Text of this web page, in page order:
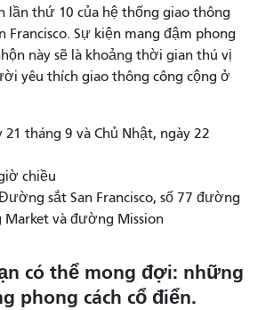
lần thứ 10 của hệ thống giao thông
Francisco. Sự kiện mang đậm phong
này sẽ là khoảng thời gian thú vị
yêu thích giao thông công cộng ở
21 tháng 9 và Chủ Nhật, ngày 22
chiều
sắt San Francisco, số 77 đường
và đường Mission
có thể mong đợi: những
phong cách cổ điển.